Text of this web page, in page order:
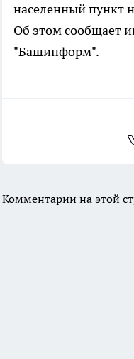
населенный пункт
Об этом сообщает
"Башинформ".
Комментарии на этой